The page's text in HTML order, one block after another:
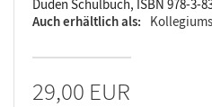
Duden Schulbuch, ISBN 978-3-
Auch erhältlich als
29,00 EUR